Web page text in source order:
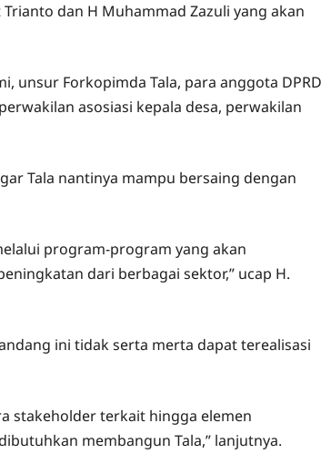
dan H Muhammad Zazuli yang akan
unsur Forkopimda Tala, para anggota DPRD
asosiasi kepala desa, perwakilan
Tala nantinya mampu bersaing dengan
program-program yang akan
dari berbagai sektor,” ucap H.
ini tidak serta merta dapat terealisasi
stakeholder terkait hingga elemen
membangun Tala,” lanjutnya.